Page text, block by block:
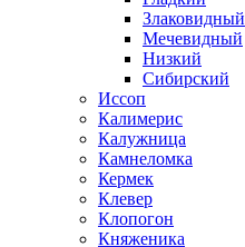
Злаковидный
Мечевидный
Низкий
Сибирский
Иссоп
Калимерис
Калужница
Камнеломка
Кермек
Клевер
Клопогон
Княженика